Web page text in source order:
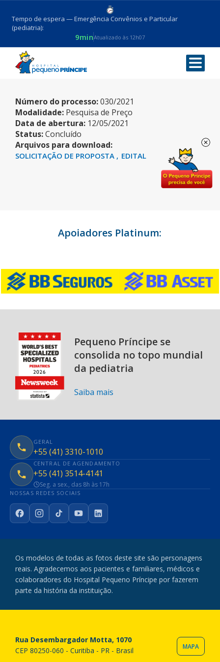
Tempo de espera — Emergência Convênios e Particular
(pediatria):
9minAtualizado às 12h07
LICENÇA OFFICE
Número do processo:030/2021
Modalidade: Pesquisa de Preço
Data de abertura: 12/05/2021
Status:Concluído
Arquivos para download:
SOLICITAÇÃO DE PROPOSTA EDITAL
Apoiadores Platinum:
Pequeno Príncipe se
consolida no topo mundial
da pediatria
Saiba mais
GERAL
+55 (41) 3310-1010
CENTRAL DE AGENDAMENTO
+55 (41) 3514-4141
Seg. a sex., das 8h às 17h
NOSSAS REDES SOCIAIS
FacebookInstagram
TikTokYouTubeLinkedIn
Os modelos de todas as fotos deste site são personagens
reais. Agradecemos aos pacientes e familiares, médicos e
colaboradores do Hospital Pequeno Príncipe por fazerem
parte da história da instituição.
Rua Desembargador Motta, 1070
CEP 80250-060 - Curitiba - PR - Brasil
MAPA